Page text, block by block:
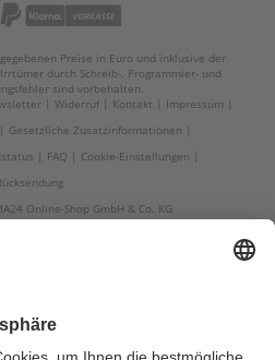
Preise in Euro und inklusive der
durch Schreib-, Programmier- und
sind vorbehalten.
Widerruf Kontakt
Impressum
Gesetzliche Zusatzinformationen
FAQ
Cookie-Einstellungen
Online-Shop GmbH & Co. KG